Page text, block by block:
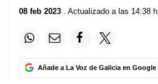
08 feb 2023 . Actualizado a las 14:38 h.
Añade a La Voz de Galicia en Google